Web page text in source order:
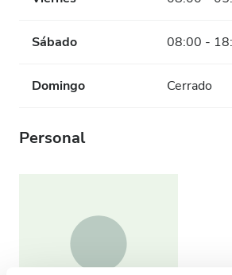
Sábado 08:00 -
Domingo Cerrado
Personal